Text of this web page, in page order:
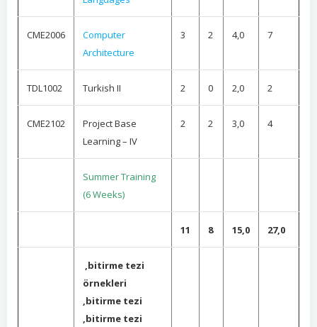
CME2006
Computer
Architecture
3 2 4,0 7
TDL1002 Turkish II 2 0 2,0 2
CME2102
Project Base
Learning – IV
2 2 3,0 4
Summer Training
(6 Weeks)
11 8 15,0 27,0
,bitirme tezi
örnekleri
,bitirme tezi
,bitirme tezi